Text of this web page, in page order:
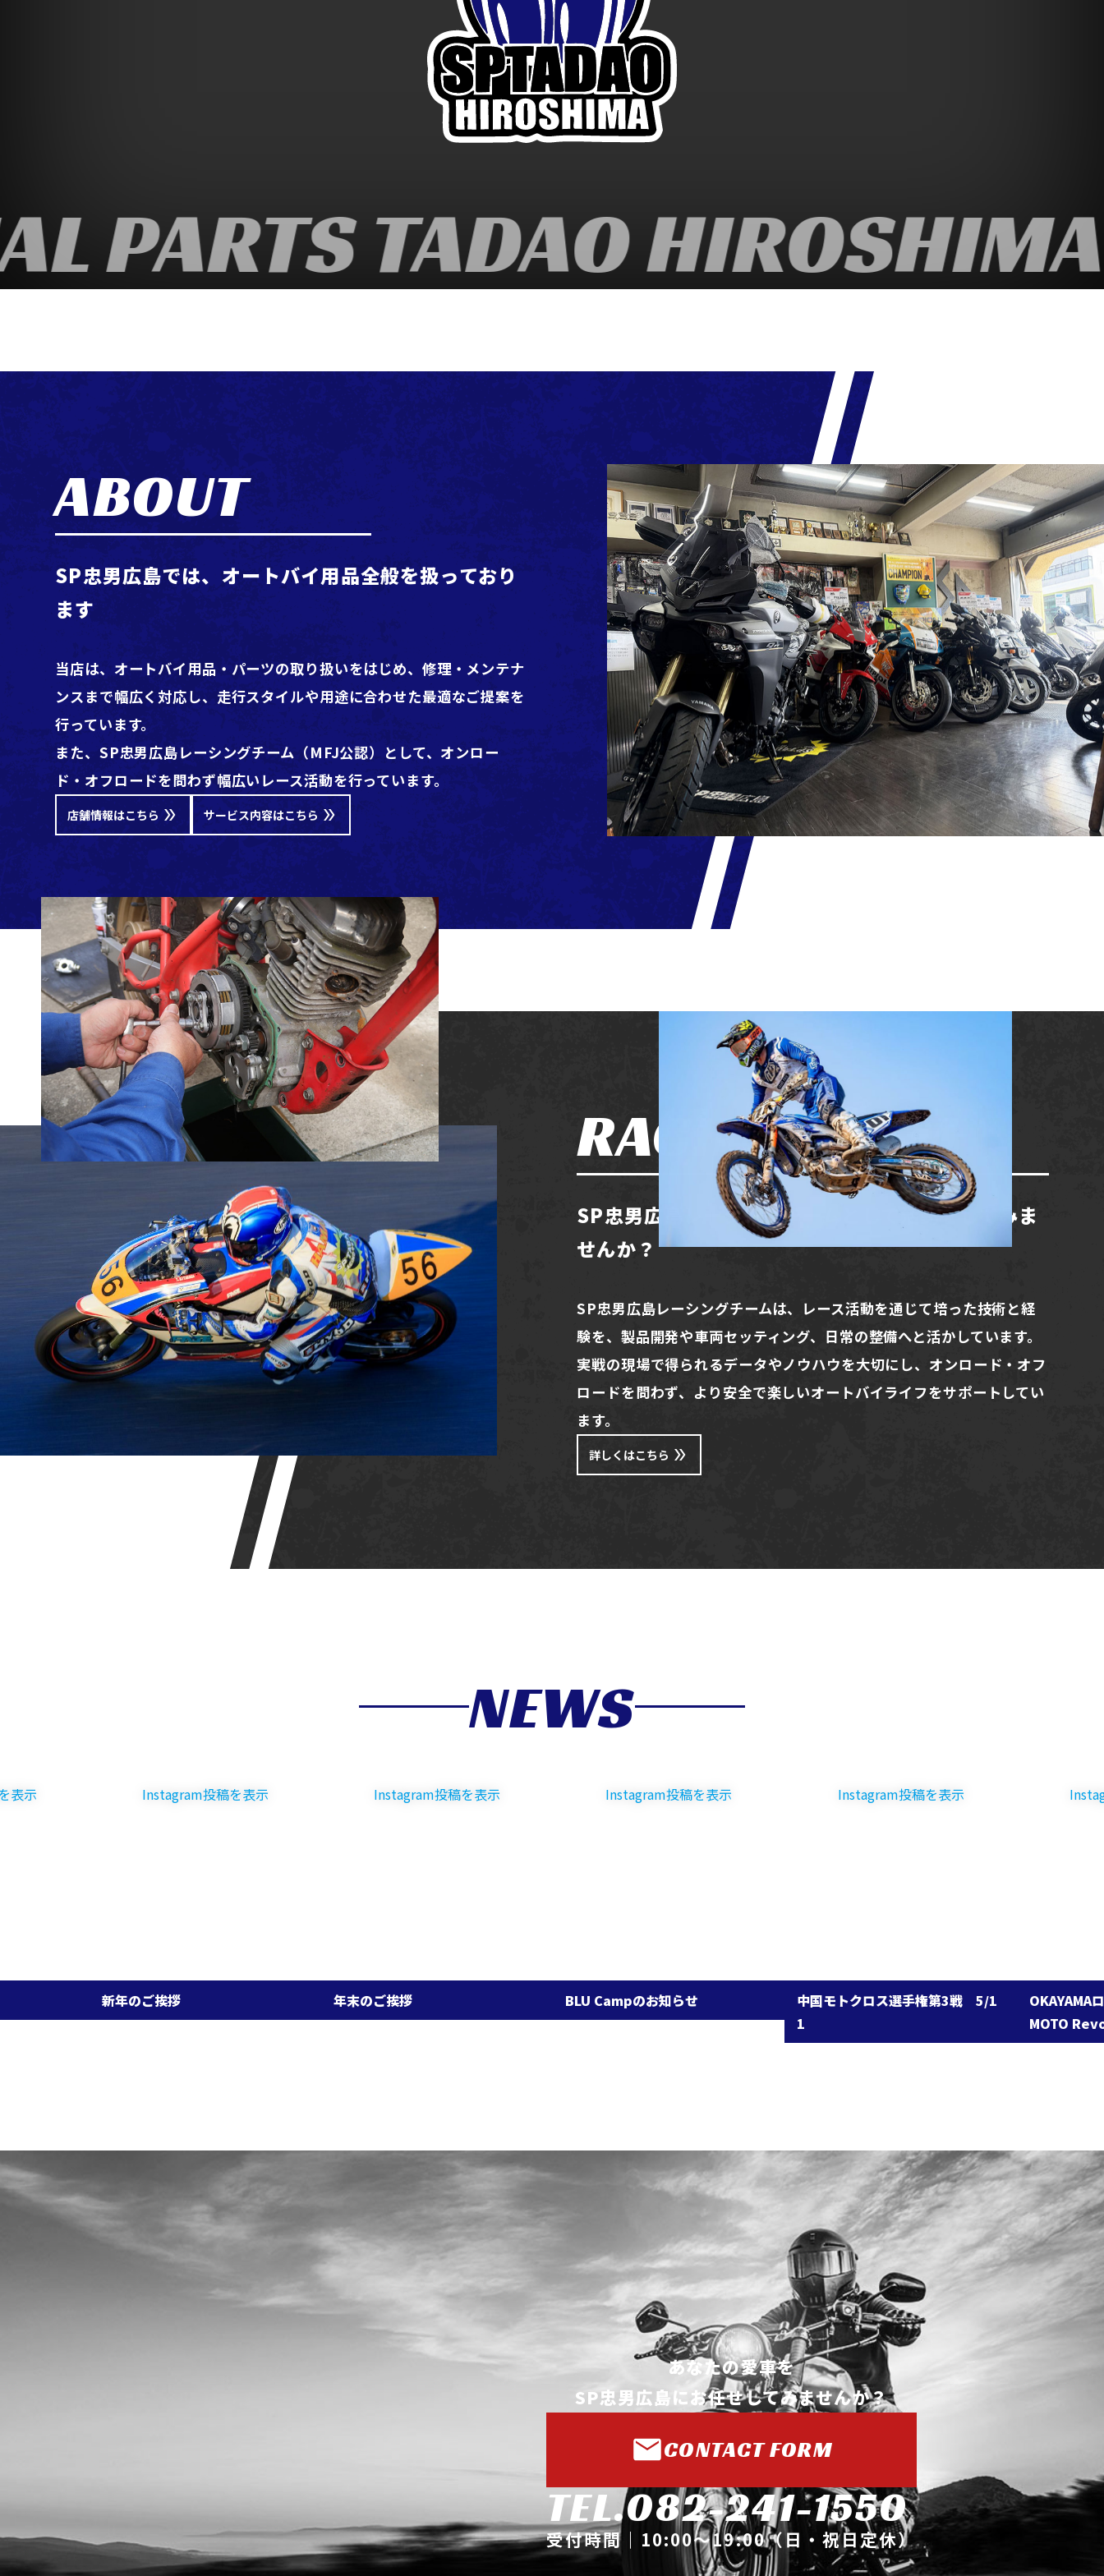
PARTS TADAO HIROSHIMA
ABOUT
SP忠男広島では、オートバイ用品全般を扱っており
ます
当店は、オートバイ用品・パーツの取り扱いをはじめ、修理・メンテナ
ンスまで幅広く対応し、走行スタイルや用途に合わせた最適なご提案を
行っています。
また、SP忠男広島レーシングチーム（MFJ公認）として、オンロー
ド・オフロードを問わず幅広いレース活動を行っています。
店舗情報はこちら サービス内容はこちら
RACING TEAM
SP忠男広島レーシングチームとして活動をしてみま
せんか？
SP忠男広島レーシングチームは、レース活動を通じて培った技術と経
験を、製品開発や車両セッティング、日常の整備へと活かしています。
実戦の現場で得られるデータやノウハウを大切にし、オンロード・オフ
ロードを問わず、より安全で楽しいオートバイライフをサポートしてい
ます。
詳しくはこちら
NEWS
Instagram投稿を表示
新年のご挨拶
Instagram投稿を表示
年末のご挨拶
Instagram投稿を表示
BLU Campのお知らせ
Instagram投稿を表示
中国モトクロス選手権第3戦 5/1
1
Instagram投稿
OKAYAMAロードレー
MOTO Revolution
あなたの愛車を
SP忠男広島にお任せしてみませんか？
CONTACT FORM
TEL.082-241-1550
受付時間｜10:00～19:00（日・祝日定休）